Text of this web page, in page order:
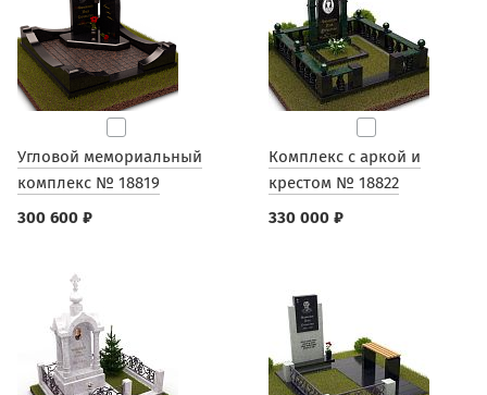
Угловой мемориальный
комплекс № 18819
300 600 ₽
Комплекс с аркой и
крестом № 18822
330 000 ₽